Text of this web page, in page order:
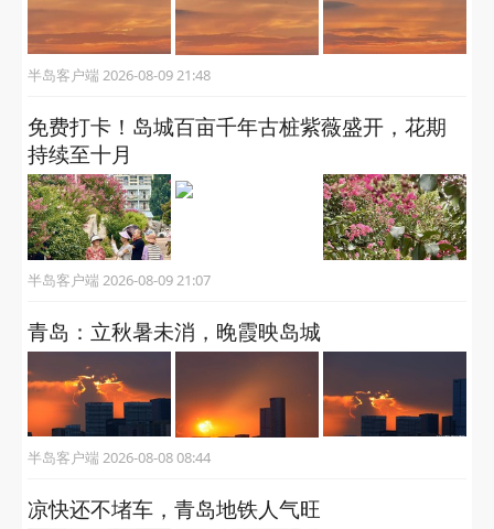
半岛客户端 2026-08-09 21:48
免费打卡！岛城百亩千年古桩紫薇盛开，花期
持续至十月
半岛客户端 2026-08-09 21:07
青岛：立秋暑未消，晚霞映岛城
半岛客户端 2026-08-08 08:44
凉快还不堵车，青岛地铁人气旺